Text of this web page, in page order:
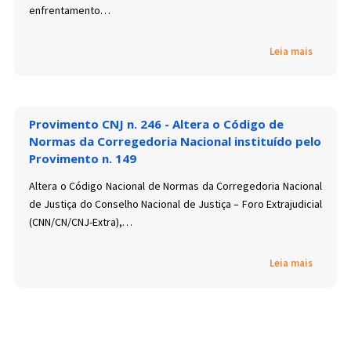
enfrentamento…
Leia mais
Provimento CNJ n. 246 - Altera o Código de
Normas da Corregedoria Nacional instituído pelo
Provimento n. 149
Altera o Código Nacional de Normas da Corregedoria Nacional
de Justiça do Conselho Nacional de Justiça – Foro Extrajudicial
(CNN/CN/CNJ-Extra),…
Leia mais